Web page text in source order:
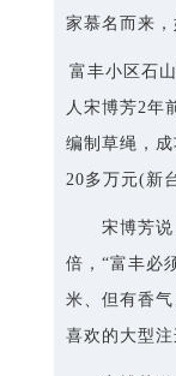
家慕名而来
富丰小区石
人宋博芳2年
编制草绳，
20多万元(新
宋博芳说，
倍，“富丰必
米、但有香
喜欢的大型注